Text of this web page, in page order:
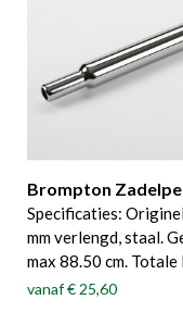
Brompton
Specificaties:
mm verlengd, staal.
max 88.50 cm.
vanaf€ 25,60